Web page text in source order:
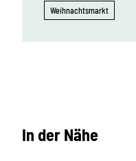
Weihnachtsmarkt
In der Nähe